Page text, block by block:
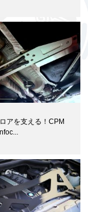
アを支える！CPM